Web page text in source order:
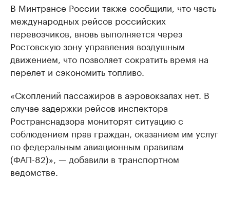
В Минтрансе России также сообщили, что часть
международных рейсов российских
перевозчиков, вновь выполняется через
Ростовскую зону управления воздушным
движением, что позволяет сократить время на
перелет и сэкономить топливо.
«Скоплений пассажиров в аэровокзалах нет. В
случае задержки рейсов инспектора
Ространснадзора мониторят ситуацию с
соблюдением прав граждан, оказанием им услуг
по федеральным авиационным правилам
(ФАП-82)», — добавили в транспортном
ведомстве.